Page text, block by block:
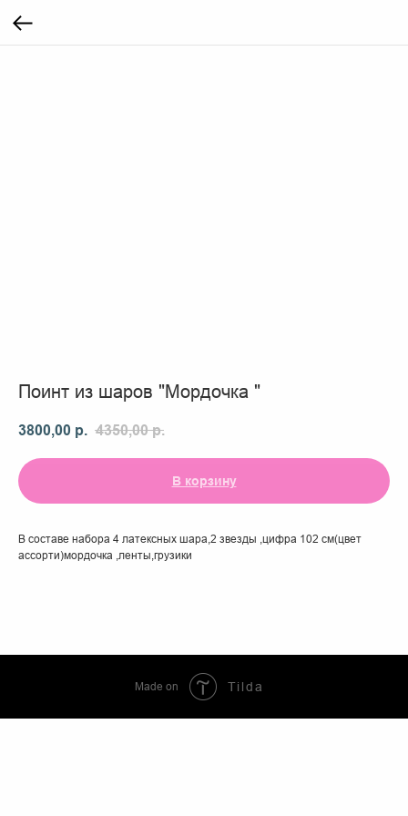
Поинт из шаров "Мордочка "
3800,00 р. 4350,00 р.
В корзину
В составе набора 4 латексных шара,2 звезды ,цифра 102 см(цвет
ассорти)мордочка ,ленты,грузики
Made on Tilda